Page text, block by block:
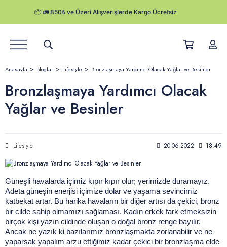
Hikayemiz
Satış Noktaları
Kurumsal Satış
Herby Blog
Kampanyalar
Kargo Takibi
İletişim
Anasayfa Bloglar Lifestyle Bronzlaşmaya Yardımcı Olacak Yağlar ve Besinler
Bronzlaşmaya Yardımcı Olacak
Yağlar ve Besinler
Lifestyle 20-06-2022 18:49
Güneşli havalarda içimiz kıpır kıpır olur; yerimizde duramayız.
Adeta güneşin enerjisi içimize dolar ve yaşama sevincimiz
katbekat artar. Bu harika havaların bir diğer artısı da çekici, bronz
bir cilde sahip olmamızı sağlaması. Kadın erkek fark etmeksizin
birçok kişi yazın cildinde oluşan o doğal bronz renge bayılır.
Ancak ne yazık ki bazılarımız bronzlaşmakta zorlanabilir ve ne
yaparsak yapalım arzu ettiğimiz kadar çekici bir bronzlaşma elde